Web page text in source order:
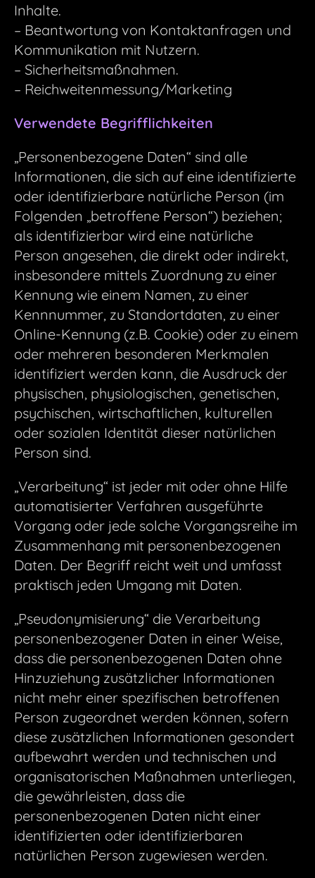
Inhalte.
– Beantwortung von Kontaktanfragen und
Kommunikation mit Nutzern.
– Sicherheitsmaßnahmen.
– Reichweitenmessung/Marketing
Verwendete Begrifflichkeiten
„Personenbezogene Daten“ sind alle
Informationen, die sich auf eine identifizierte
oder identifizierbare natürliche Person (im
Folgenden „betroffene Person“) beziehen;
als identifizierbar wird eine natürliche
Person angesehen, die direkt oder indirekt,
insbesondere mittels Zuordnung zu einer
Kennung wie einem Namen, zu einer
Kennnummer, zu Standortdaten, zu einer
Online-Kennung (z.B. Cookie) oder zu einem
oder mehreren besonderen Merkmalen
identifiziert werden kann, die Ausdruck der
physischen, physiologischen, genetischen,
psychischen, wirtschaftlichen, kulturellen
oder sozialen Identität dieser natürlichen
Person sind.
„Verarbeitung“ ist jeder mit oder ohne Hilfe
automatisierter Verfahren ausgeführte
Vorgang oder jede solche Vorgangsreihe im
Zusammenhang mit personenbezogenen
Daten. Der Begriff reicht weit und umfasst
praktisch jeden Umgang mit Daten.
„Pseudonymisierung“ die Verarbeitung
personenbezogener Daten in einer Weise,
dass die personenbezogenen Daten ohne
Hinzuziehung zusätzlicher Informationen
nicht mehr einer spezifischen betroffenen
Person zugeordnet werden können, sofern
diese zusätzlichen Informationen gesondert
aufbewahrt werden und technischen und
organisatorischen Maßnahmen unterliegen,
die gewährleisten, dass die
personenbezogenen Daten nicht einer
identifizierten oder identifizierbaren
natürlichen Person zugewiesen werden.